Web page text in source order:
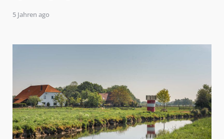
5 Jahren ago